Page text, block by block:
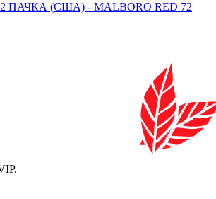
ПАЧКА (США) - MALBORO RED 72